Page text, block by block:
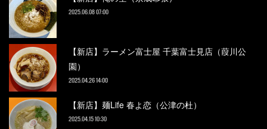
2025.06.08 07:00
【新店】ラーメン富士屋 千葉富士見店（葭川公
園）
2025.04.26 14:00
【新店】麺Life 春よ恋（公津の杜）
2025.04.15 10:30